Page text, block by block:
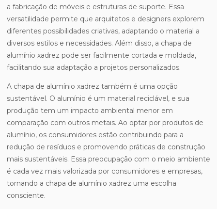
a fabricação de móveis e estruturas de suporte. Essa
versatilidade permite que arquitetos e designers explorem
diferentes possibilidades criativas, adaptando o material a
diversos estilos e necessidades. Além disso, a chapa de
alumínio xadrez pode ser facilmente cortada e moldada,
facilitando sua adaptação a projetos personalizados.
A chapa de alumínio xadrez também é uma opção
sustentável. O alumínio é um material reciclável, e sua
produção tem um impacto ambiental menor em
comparação com outros metais. Ao optar por produtos de
alumínio, os consumidores estão contribuindo para a
redução de resíduos e promovendo práticas de construção
mais sustentáveis. Essa preocupação com o meio ambiente
é cada vez mais valorizada por consumidores e empresas,
tornando a chapa de alumínio xadrez uma escolha
consciente.